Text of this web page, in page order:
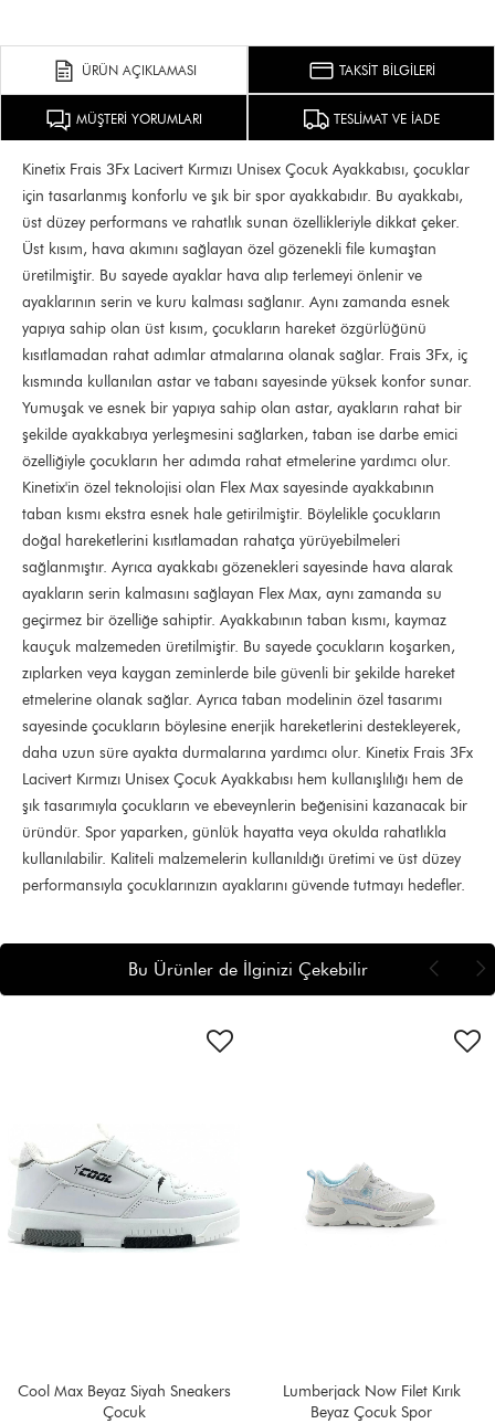
ÜRÜN AÇIKLAMASI TAKSİT BİLGİLERİ
MÜŞTERİ YORUMLARI TESLİMAT VE İADE
Kinetix Frais 3Fx Lacivert Kırmızı Unisex Çocuk Ayakkabısı, çocuklar
için tasarlanmış konforlu ve şık bir spor ayakkabıdır. Bu ayakkabı,
üst düzey performans ve rahatlık sunan özellikleriyle dikkat çeker.
Üst kısım, hava akımını sağlayan özel gözenekli file kumaştan
üretilmiştir. Bu sayede ayaklar hava alıp terlemeyi önlenir ve
ayaklarının serin ve kuru kalması sağlanır. Aynı zamanda esnek
yapıya sahip olan üst kısım, çocukların hareket özgürlüğünü
kısıtlamadan rahat adımlar atmalarına olanak sağlar. Frais 3Fx, iç
kısmında kullanılan astar ve tabanı sayesinde yüksek konfor sunar.
Yumuşak ve esnek bir yapıya sahip olan astar, ayakların rahat bir
şekilde ayakkabıya yerleşmesini sağlarken, taban ise darbe emici
özelliğiyle çocukların her adımda rahat etmelerine yardımcı olur.
Kinetix'in özel teknolojisi olan Flex Max sayesinde ayakkabının
taban kısmı ekstra esnek hale getirilmiştir. Böylelikle çocukların
doğal hareketlerini kısıtlamadan rahatça yürüyebilmeleri
sağlanmıştır. Ayrıca ayakkabı gözenekleri sayesinde hava alarak
ayakların serin kalmasını sağlayan Flex Max, aynı zamanda su
geçirmez bir özelliğe sahiptir. Ayakkabının taban kısmı, kaymaz
kauçuk malzemeden üretilmiştir. Bu sayede çocukların koşarken,
zıplarken veya kaygan zeminlerde bile güvenli bir şekilde hareket
etmelerine olanak sağlar. Ayrıca taban modelinin özel tasarımı
sayesinde çocukların böylesine enerjik hareketlerini destekleyerek,
daha uzun süre ayakta durmalarına yardımcı olur. Kinetix Frais 3Fx
Lacivert Kırmızı Unisex Çocuk Ayakkabısı hem kullanışlılığı hem de
şık tasarımıyla çocukların ve ebeveynlerin beğenisini kazanacak bir
üründür. Spor yaparken, günlük hayatta veya okulda rahatlıkla
kullanılabilir. Kaliteli malzemelerin kullanıldığı üretimi ve üst düzey
performansıyla çocuklarınızın ayaklarını güvende tutmayı hedefler.
Bu Ürünler de İlginizi Çekebilir
Lumberjack Now Filet Kırık
Beyaz Çocuk Spor
Lumberjack Prıncess 5FX Siyah
Kız Çocuk Spor